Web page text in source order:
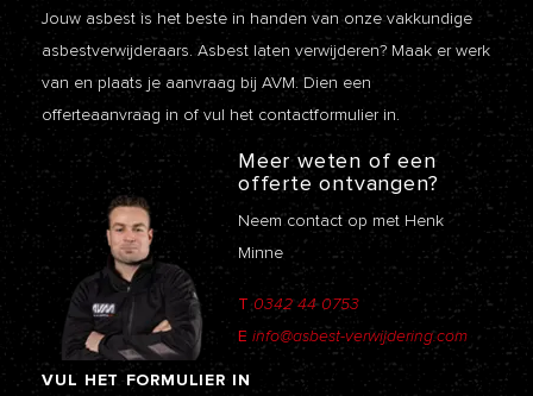
Jouw asbest is het beste in handen van onze vakkundige
asbestverwijderaars. Asbest laten verwijderen? Maak er werk
van en plaats je aanvraag bij AVM. Dien een
offerteaanvraag in of vul het contactformulier in.
Meer weten of een
offerte ontvangen?
Neem contact op met Henk
Minne
T 0342 44 0753
E info@asbest-verwijdering.com
VUL HET FORMULIER IN